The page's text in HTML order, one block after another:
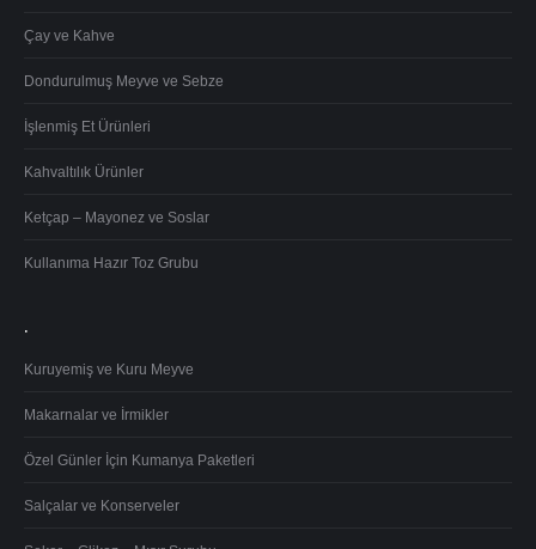
Çay ve Kahve
Dondurulmuş Meyve ve Sebze
İşlenmiş Et Ürünleri
Kahvaltılık Ürünler
Ketçap – Mayonez ve Soslar
Kullanıma Hazır Toz Grubu
.
Kuruyemiş ve Kuru Meyve
Makarnalar ve İrmikler
Özel Günler İçin Kumanya Paketleri
Salçalar ve Konserveler